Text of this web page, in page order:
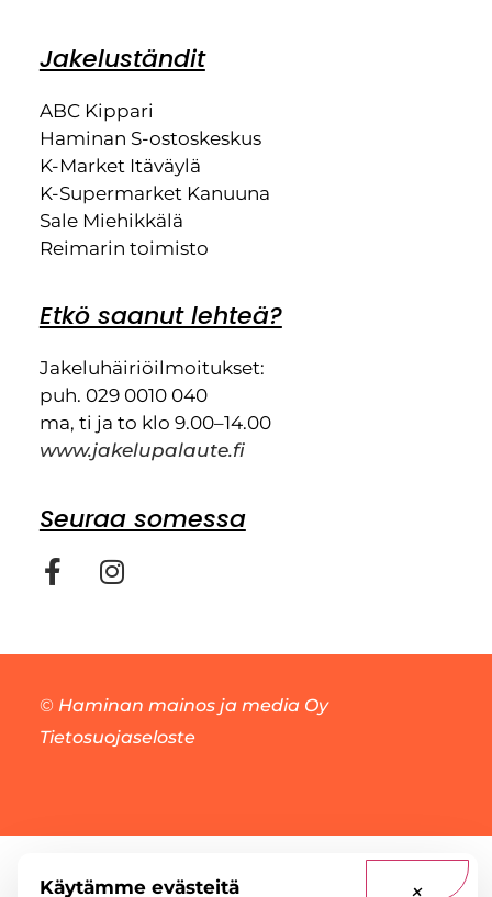
Jakeluständit
ABC Kippari
Haminan S-ostoskeskus
K-Market Itäväylä
K-Supermarket Kanuuna
Sale Miehikkälä
Reimarin toimisto
Etkö saanut lehteä?
Jakeluhäiriöilmoitukset:
puh. 029 0010 040
ma, ti ja to klo 9.00–14.00
www.jakelupalaute.fi
Seuraa somessa
© Haminan mainos ja media Oy
Tietosuojaseloste
Käytämme evästeitä